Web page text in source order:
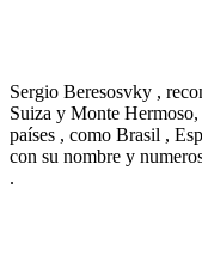
Sergio Beresosvky ,
Suiza y Monte
países , como Brasil ,
con su nombre y
.